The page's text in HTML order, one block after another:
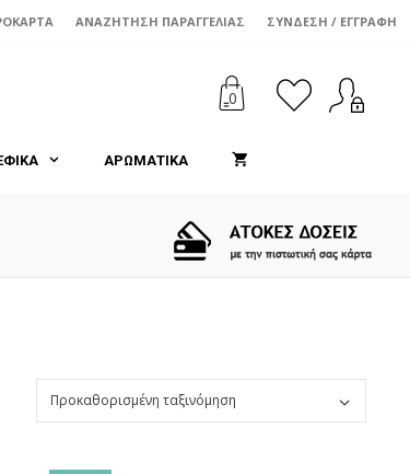
ΑΝΑΖΉΤΗΣΗ ΠΑΡΑΓΓΕΛΊΑΣ ΣΎΝΔΕΣΗ / ΕΓΓΡΑΦΉ
0
ΑΡΩΜΑΤΙΚΑ